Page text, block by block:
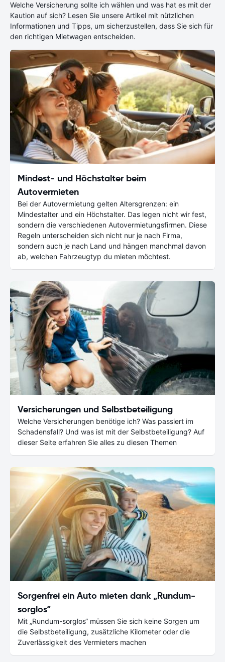
Welche Versicherung sollte ich wählen und was hat es mit der
Kaution auf sich? Lesen Sie unsere Artikel mit nützlichen
Informationen und Tipps, um sicherzustellen, dass Sie sich für
den richtigen Mietwagen entscheiden.
Mindest- und Höchstalter beim
Autovermieten
Bei der Autovermietung gelten Altersgrenzen: ein
Mindestalter und ein Höchstalter. Das legen nicht wir fest,
sondern die verschiedenen Autovermietungsfirmen. Diese
Regeln unterscheiden sich nicht nur je nach Firma,
sondern auch je nach Land und hängen manchmal davon
ab, welchen Fahrzeugtyp du mieten möchtest.
Versicherungen und Selbstbeteiligung
Welche Versicherungen benötige ich? Was passiert im
Schadensfall? Und was ist mit der Selbstbeteiligung? Auf
dieser Seite erfahren Sie alles zu diesen Themen
Sorgenfrei ein Auto mieten dank „Rundum-
sorglos“
Mit „Rundum-sorglos“ müssen Sie sich keine Sorgen um
die Selbstbeteiligung, zusätzliche Kilometer oder die
Zuverlässigkeit des Vermieters machen